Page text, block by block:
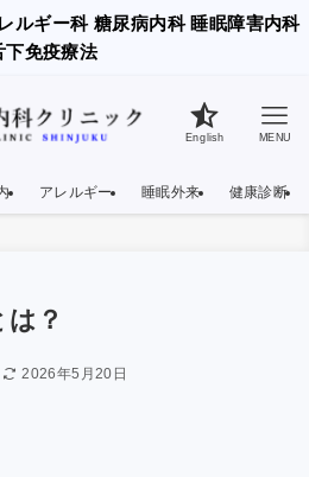
ルギー科 糖尿病内科 睡眠障害内科
下免疫療法
English MENU
アレルギー 睡眠外来 健康診断
？
2026年5月20日